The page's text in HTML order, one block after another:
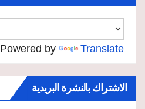
Powered by Translate
الاشتراك بالنشرة البريدية